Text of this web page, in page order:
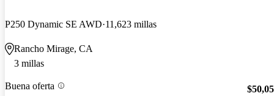
P250 Dynamic SE AWD 11,623 millas
Rancho Mirage, CA
3 millas
Buena oferta